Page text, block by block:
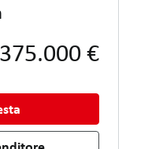
375.000 €